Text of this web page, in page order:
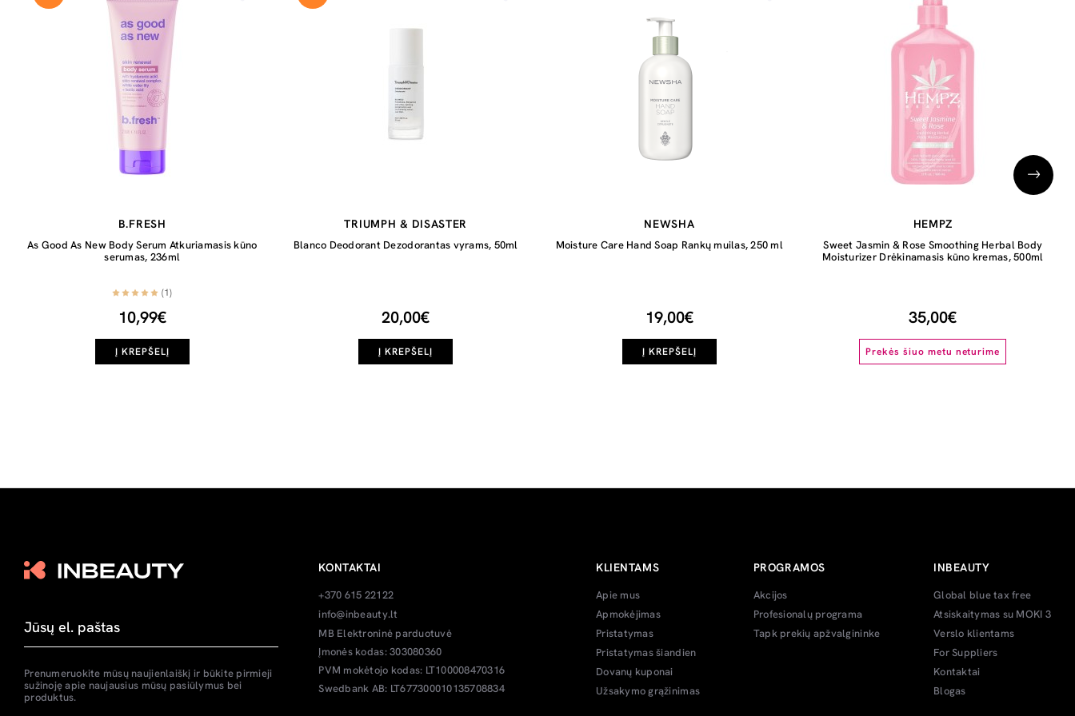
B.FRESH
As Good As New Body Serum Atkuriamasis kūno
serumas, 236ml
(1)
10,99€
Į KREPŠELĮ
TRIUMPH & DISASTER
Blanco Deodorant Dezodorantas vyrams, 50ml
20,00€
Į KREPŠELĮ
NEWSHA
Moisture Care Hand Soap Rankų muilas, 250 ml
19,00€
Į KREPŠELĮ
HEMPZ
Sweet Jasmin & Rose Smoothing Herbal Body
Moisturizer Drėkinamasis kūno kremas, 500ml
35,00€
Prekės šiuo metu neturime
Prenumeruokite mūsų naujienlaiškį ir būkite pirmieji
sužinoję apie naujausius mūsų pasiūlymus bei
produktus.
KONTAKTAI
+370 615 22122
info@inbeauty.lt
MB Elektroninė parduotuvė
Įmonės kodas: 303080360
PVM mokėtojo kodas: LT100008470316
Swedbank AB: LT677300010135708834
KLIENTAMS
Apie mus
Apmokėjimas
Pristatymas
Pristatymas šiandien
Dovanų kuponai
Užsakymo grąžinimas
PROGRAMOS
Akcijos
Profesionalų programa
Tapk prekių apžvalgininke
INBEAUTY
Global blue tax free
Atsiskaitymas su MOKI 3
Verslo klientams
For Suppliers
Kontaktai
Blogas